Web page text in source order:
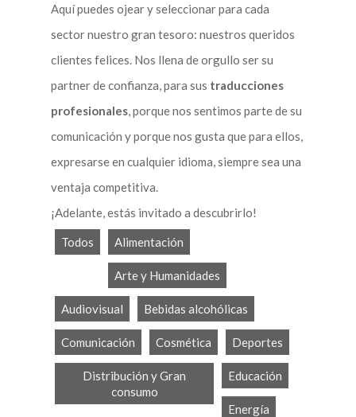
Aquí puedes ojear y seleccionar para cada
sector nuestro gran tesoro: nuestros queridos
clientes felices. Nos llena de orgullo ser su
partner de confianza, para sus traducciones
profesionales, porque nos sentimos parte de su
comunicación y porque nos gusta que para ellos,
expresarse en cualquier idioma, siempre sea una
ventaja competitiva.
¡Adelante, estás invitado a descubrirlo!
Todos Alimentación
Arte y Humanidades
Audiovisual Bebidas alcohólicas
Comunicación Cosmética Deportes
Distribución y Gran
consumo
Educación
Energía